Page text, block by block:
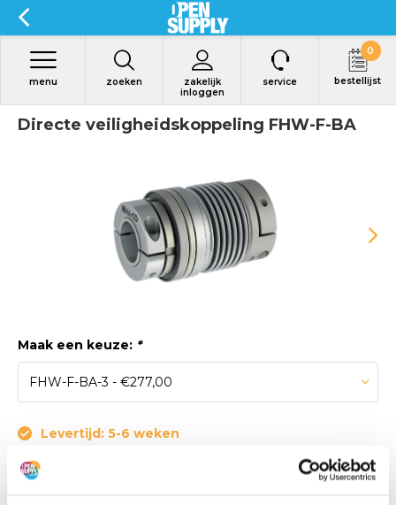
zoeken
zakelijk
inloggen
menu service bestellijst
0
Directe veiligheidskoppeling FHW-F-BA
Maak een keuze: *
Levertijd: 5-6 weken
Artikelcode: